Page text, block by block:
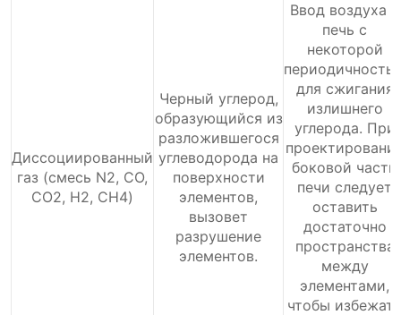
Диссоциированный
газ (смесь N2, CO,
CO2, H2, CH4)
Черный углерод,
образующийся из
разложившегося
углеводорода на
поверхности
элементов,
вызовет
разрушение
элементов.
Ввод воздуха в
печь с
некоторой
для сжигания
излишнего
углерода. При
боковой части
печи следует
оставить
достаточно
пространства
между
элементами,
чтобы избежать